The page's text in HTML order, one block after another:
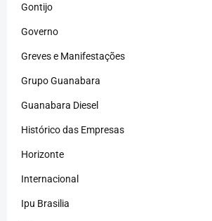
Gontijo
Governo
Greves e Manifestações
Grupo Guanabara
Guanabara Diesel
Histórico das Empresas
Horizonte
Internacional
Ipu Brasilia